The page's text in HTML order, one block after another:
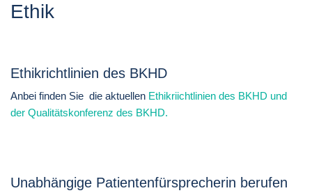
Ethik
Ethikrichtlinien des BKHD
Anbei finden Sie die aktuellen Ethikriichtlinien des BKHD und
der Qualitätskonferenz des BKHD.
Unabhängige Patientenfürsprecherin berufen